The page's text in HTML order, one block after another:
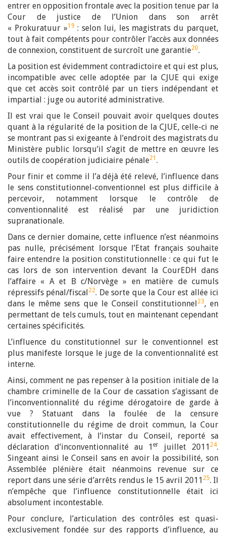
entrer en opposition frontale avec la position tenue par la
Cour de justice de l’Union dans son arrêt
« Prokuratuur »19 : selon lui, les magistrats du parquet,
tout à fait compétents pour contrôler l’accès aux données
de connexion, constituent de surcroît une garantie20.
La position est évidemment contradictoire et qui est plus,
incompatible avec celle adoptée par la CJUE qui exige
que cet accès soit contrôlé par un tiers indépendant et
impartial : juge ou autorité administrative.
Il est vrai que le Conseil pouvait avoir quelques doutes
quant à la régularité de la position de la CJUE, celle-ci ne
se montrant pas si exigeante à l’endroit des magistrats du
Ministère public lorsqu’il s’agit de mettre en œuvre les
outils de coopération judiciaire pénale21 .
Pour finir et comme il l’a déjà été relevé, l’influence dans
le sens constitutionnel-conventionnel est plus difficile à
percevoir, notamment lorsque le contrôle de
conventionnalité est réalisé par une juridiction
supranationale.
Dans ce dernier domaine, cette influence n’est néanmoins
pas nulle, précisément lorsque l’Etat français souhaite
faire entendre la position constitutionnelle : ce qui fut le
cas lors de son intervention devant la CourEDH dans
l’affaire « A et B c/Norvège » en matière de cumuls
répressifs pénal/fiscal22. De sorte que la Cour est allée ici
dans le même sens que le Conseil constitutionnel23, en
permettant de tels cumuls, tout en maintenant cependant
certaines spécificités.
L’influence du constitutionnel sur le conventionnel est
plus manifeste lorsque le juge de la conventionnalité est
interne.
Ainsi, comment ne pas repenser à la position initiale de la
chambre criminelle de la Cour de cassation s’agissant de
l’inconventionnalité du régime dérogatoire de garde à
vue ? Statuant dans la foulée de la censure
constitutionnelle du régime de droit commun, la Cour
avait effectivement, à l’instar du Conseil, reporté sa
déclaration d’inconventionnalité au 1 er juillet 2011 24.
Singeant ainsi le Conseil sans en avoir la possibilité, son
Assemblée plénière était néanmoins revenue sur ce
report dans une série d’arrêts rendus le 15 avril 2011 25. Il
n’empêche que l’influence constitutionnelle était ici
absolument incontestable.
Pour conclure, l’articulation des contrôles est quasi-
exclusivement fondée sur des rapports d’influence, au